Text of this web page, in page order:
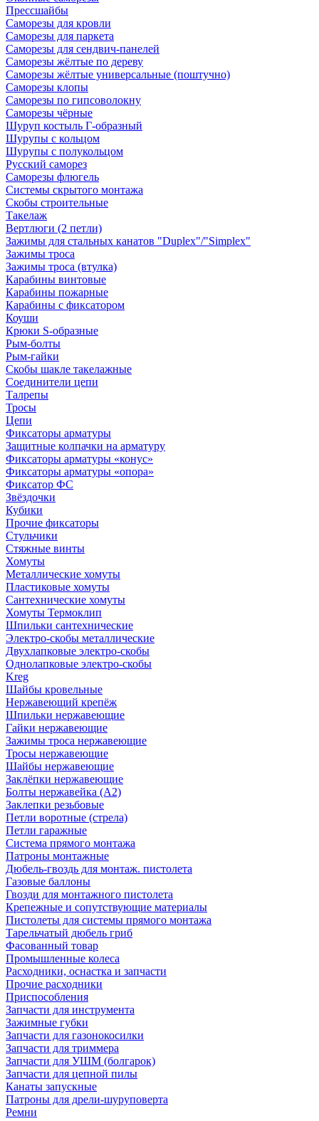
Прессшайбы
Саморезы для кровли
Саморезы для паркета
Саморезы для сендвич-панелей
Саморезы жёлтые по дереву
Саморезы жёлтые универсальные (поштучно)
Саморезы клопы
Саморезы по гипсоволокну
Саморезы чёрные
Шуруп костыль Г-образный
Шурупы с кольцом
Шурупы с полукольцом
Русский саморез
Саморезы флюгель
Системы скрытого монтажа
Скобы строительные
Такелаж
Вертлюги (2 петли)
Зажимы для стальных канатов "Duplex"/"Simplex"
Зажимы троса
Зажимы троса (втулка)
Карабины винтовые
Карабины пожарные
Карабины с фиксатором
Коуши
Крюки S-образные
Рым-болты
Рым-гайки
Скобы шакле такелажные
Соединители цепи
Талрепы
Тросы
Цепи
Фиксаторы арматуры
Защитные колпачки на арматуру
Фиксаторы арматуры «конус»
Фиксаторы арматуры «опора»
Фиксатор ФС
Звёздочки
Кубики
Прочие фиксаторы
Стульчики
Стяжные винты
Хомуты
Металлические хомуты
Пластиковые хомуты
Сантехнические хомуты
Хомуты Термоклип
Шпильки сантехнические
Электро-скобы металлические
Двухлапковые электро-скобы
Однолапковые электро-скобы
Kreg
Шайбы кровельные
Нержавеющий крепёж
Шпильки нержавеющие
Гайки нержавеющие
Зажимы троса нержавеющие
Тросы нержавеющие
Шайбы нержавеющие
Заклёпки нержавеющие
Болты нержавейка (А2)
Заклепки резьбовые
Петли воротные (стрела)
Петли гаражные
Система прямого монтажа
Патроны монтажные
Дюбель-гвоздь для монтаж. пистолета
Газовые баллоны
Гвозди для монтажного пистолета
Крепежные и сопутствующие материалы
Пистолеты для системы прямого монтажа
Тарельчатый дюбель гриб
Фасованный товар
Промышленные колеса
Расходники, оснастка и запчасти
Прочие расходники
Приспособления
Запчасти для инструмента
Зажимные губки
Запчасти для газонокосилки
Запчасти для триммера
Запчасти для УШМ (болгарок)
Запчасти для цепной пилы
Канаты запускные
Патроны для дрели-шуруповерта
Ремни